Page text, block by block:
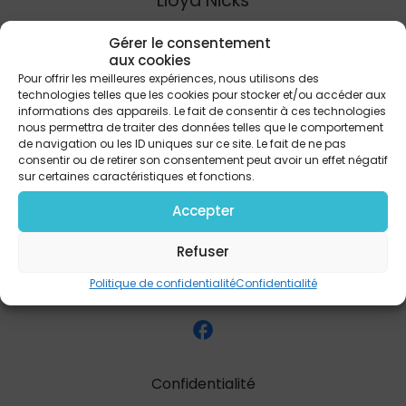
Gérer le consentement
aux cookies
Pour offrir les meilleures expériences, nous utilisons des
technologies telles que les cookies pour stocker et/ou accéder aux
informations des appareils. Le fait de consentir à ces technologies
nous permettra de traiter des données telles que le comportement
de navigation ou les ID uniques sur ce site. Le fait de ne pas
consentir ou de retirer son consentement peut avoir un effet négatif
sur certaines caractéristiques et fonctions.
Accepter
Refuser
Politique de confidentialitéConfidentialité
PARTAGER
Confidentialité